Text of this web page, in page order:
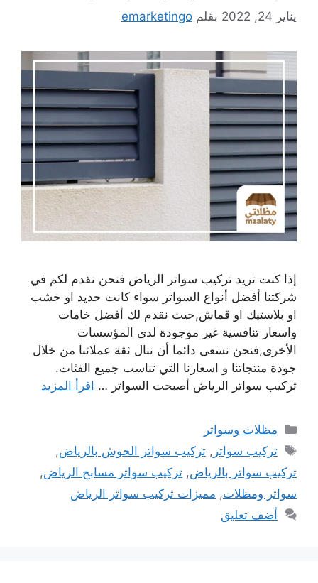
يناير 24, 2022 بقلم emarketingo
إذا كنت تريد تركيب سواتر الرياض فنحن نقدم لكم في
شركتنا أفضل أنواع السواتر سواء كانت حديد او خشب
او بلاستيك او قماش,حيث نقدم لك أفضل خامات
واسعار تنافسية غير موجودة لدى المؤسسات
الأخرى,فنحن نسعى دائما أن ننال ثقة عملائنا من خلال
جودة منتجاتنا و اسعارنا التي تناسب جميع الفئات.
تركيب سواتر الرياض أصبحت السواتر … اقرأ المزيد
التصنيفات
مظلات وسواتر
الوسوم
تركيب سواتر ,تركيب سواتر الحوش بالرياض,
تركيب سواتر بالرياض, تركيب سواتر مسابح الرياض,
سواتر ومظلات, مميزات تركيب سواتر الرياض
أضف تعليق